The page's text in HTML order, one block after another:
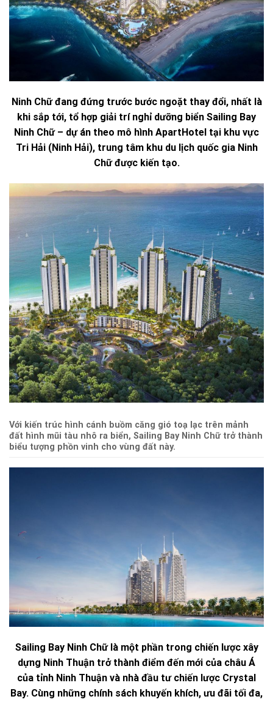
Ninh Chữ đang đứng trước bước ngoặt thay đổi, nhất là
khi sắp tới, tổ hợp giải trí nghỉ dưỡng biển Sailing Bay
Ninh Chữ – dự án theo mô hình ApartHotel tại khu vực
Tri Hải (Ninh Hải), trung tâm khu du lịch quốc gia Ninh
Chữ được kiến tạo.
Với kiến trúc hình cánh buồm căng gió toạ lạc trên mảnh
đất hình mũi tàu nhô ra biển, Sailing Bay Ninh Chữ trở thành
biểu tượng phồn vinh cho vùng đất này.
Sailing Bay Ninh Chữ là một phần trong chiến lược xây
dựng Ninh Thuận trở thành điểm đến mới của châu Á
của tỉnh Ninh Thuận và nhà đầu tư chiến lược Crystal
Bay. Cùng những chính sách khuyến khích, ưu đãi tối đa,